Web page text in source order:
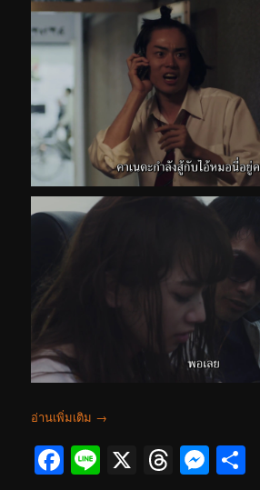
อ่านเพิ่มเติม →
Facebook
Line
X Threads